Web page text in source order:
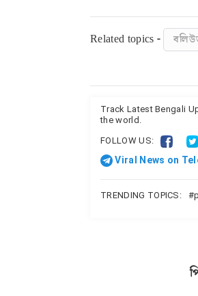
Related topics -
Track Latest Bengali
the world.
FOLLOW US:
Viral News on
TRENDING TOPICS: